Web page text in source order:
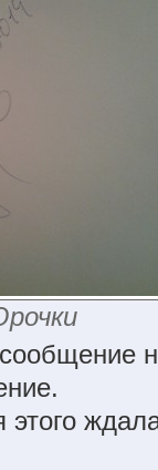
этого